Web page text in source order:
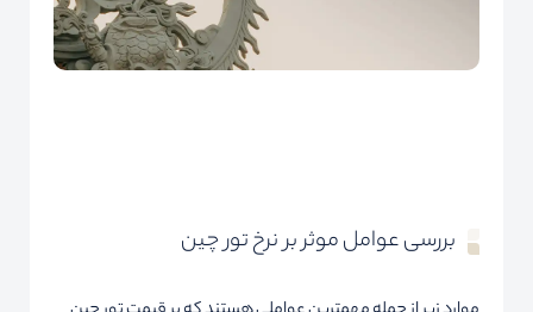
بررسی عوامل موثر بر نرخ تور چین